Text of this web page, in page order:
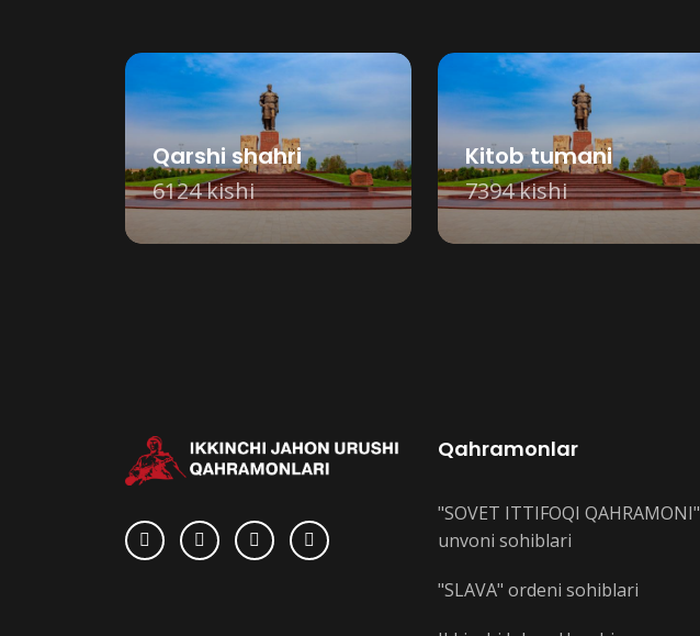
Qarshi shahri
6124 kishi
Kitob tumani
7394 kishi
Qahramonlar
"SOVET ITTIFOQI QAHRAMONI"
unvoni sohiblari
"SLAVA" ordeni sohiblari